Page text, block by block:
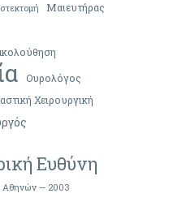
Μαιευτήρας
Ουρολόγος
Χειρουργική
Ευθύνη
Αθηνών — 2003